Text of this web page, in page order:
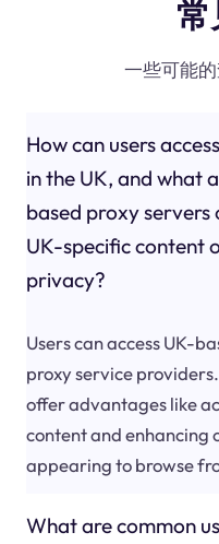
一些可能
How can users
in the UK, and what
based proxy servers
UK-specific content
privacy?
Users can access UK-
proxy service
offer advantages like
content and enhancing
appearing to browse
What are common